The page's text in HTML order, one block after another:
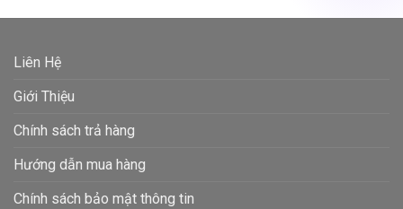
Liên Hệ
Giới Thiệu
Chính sách trả hàng
Hướng dẫn mua hàng
Chính sách bảo mật thông tin